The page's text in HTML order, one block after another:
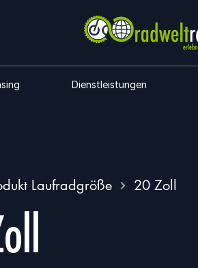
Dienstleistungen
Laufradgröße 20 Zoll